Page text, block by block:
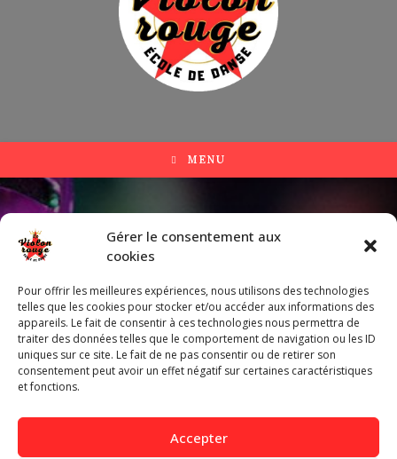
Gérer le consentement aux
cookies
Pour offrir les meilleures expériences, nous utilisons des technologies
telles que les cookies pour stocker et/ou accéder aux informations des
appareils. Le fait de consentir à ces technologies nous permettra de
traiter des données telles que le comportement de navigation ou les ID
uniques sur ce site. Le fait de ne pas consentir ou de retirer son
consentement peut avoir un effet négatif sur certaines caractéristiques
et fonctions.
Accepter
MENU
Thème à venir-2
No Images found.